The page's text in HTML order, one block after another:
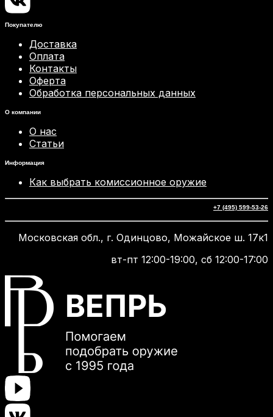
Покупателю
Доставка
Оплата
Контакты
Оферта
Обработка персональных данных
О компании
О нас
Статьи
Информация
Как выбрать комиссионное оружие
+7 (495) 599-53-26
Московская обл., г. Одинцово, Можайское ш. 17к1
вт-пт 12:00-19:00, сб 12:00-17:00